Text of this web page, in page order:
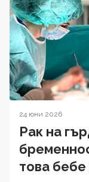
24 юни 2026
Рак на
това бебе